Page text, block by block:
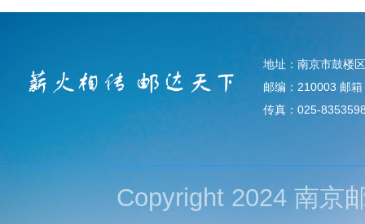
地址：南京市鼓楼
邮编：210003 邮
传真：025-
Copyright 2024 南京